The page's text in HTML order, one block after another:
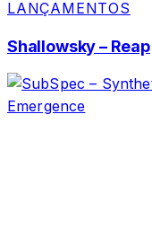
LANÇAMENTOS
Shallowsky – Reap